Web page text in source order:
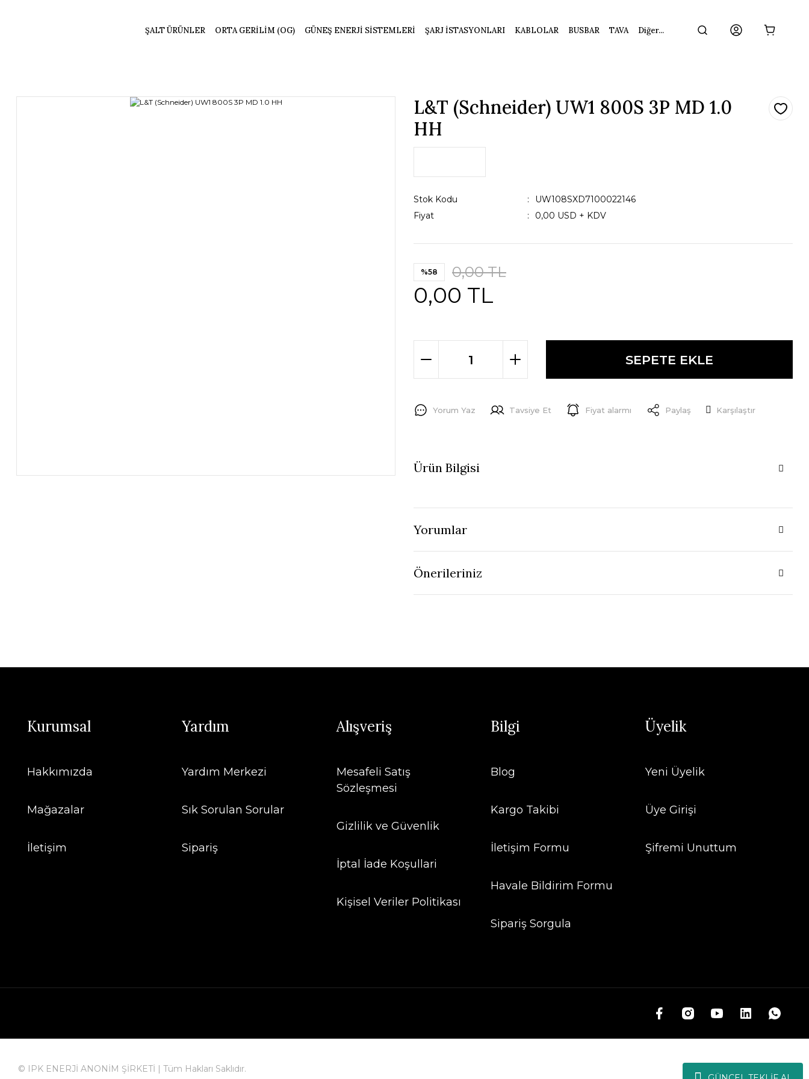
ŞALT ÜRÜNLER ORTA GERİLİM (OG) GÜNEŞ ENERJİ SİSTEMLERİ ŞARJ İSTASYONLARI KABLOLAR BUSBAR TAVA Diğer...
L&T (Schneider) UW1 800S 3P MD 1.0
HH
Stok Kodu
UW108SXD7100022146
Fiyat
0,00 USD + KDV
%58 0,00 TL
0,00 TL
SEPETE EKLE
Yorum Yaz Tavsiye Et Fiyat alarmı Paylaş Karşılaştır
Ürün Bilgisi
Yorumlar
Önerileriniz
Kurumsal
Hakkımızda
Mağazalar
İletişim
Yardım
Yardım Merkezi
Sık Sorulan Sorular
Sipariş
Alışveriş
Mesafeli Satış
Sözleşmesi
Gizlilik ve Güvenlik
İptal İade Koşullari
Kişisel Veriler Politikası
Bilgi
Blog
Kargo Takibi
İletişim Formu
Havale Bildirim Formu
Sipariş Sorgula
Üyelik
Yeni Üyelik
Üye Girişi
Şifremi Unuttum
© IPK ENERJİ ANONİM ŞİRKETİ | Tüm Hakları Saklıdır.